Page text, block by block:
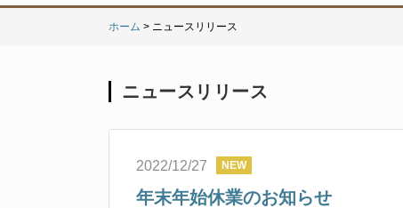
ホーム > ニュースリリース
ニュースリリース
2022/12/27
年末年始休業のお知らせ